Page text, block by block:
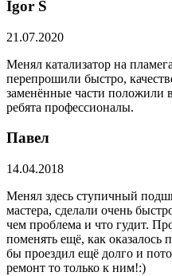
​Igor S
21.07.2020
Менял катализатор на
перепрошили быстро,
заменённые части положили
ребята профессионалы.
Павел
14.04.2018
Менял здесь ступичный
мастера, сделали очень
чем проблема и что гудит.
поменять ещё, как оказалось
бы проездил ещё долго и
ремонт то только к ним!:)